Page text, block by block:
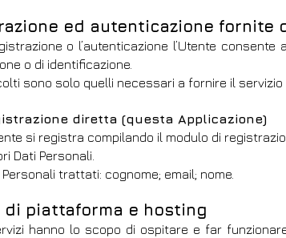
ed autenticazione fornite
o l’autenticazione l’Utente
o di identificazione.
sono solo quelli necessari a fornire il servizio
diretta (questa Applicazione)
si registra compilando il modulo di
Dati Personali.
trattati: cognome; email; nome.
di piattaforma e hosting
hanno lo scopo di ospitare e far